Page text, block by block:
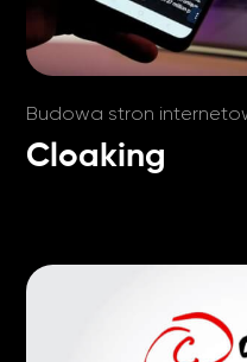
Budowa stron
Cloaking